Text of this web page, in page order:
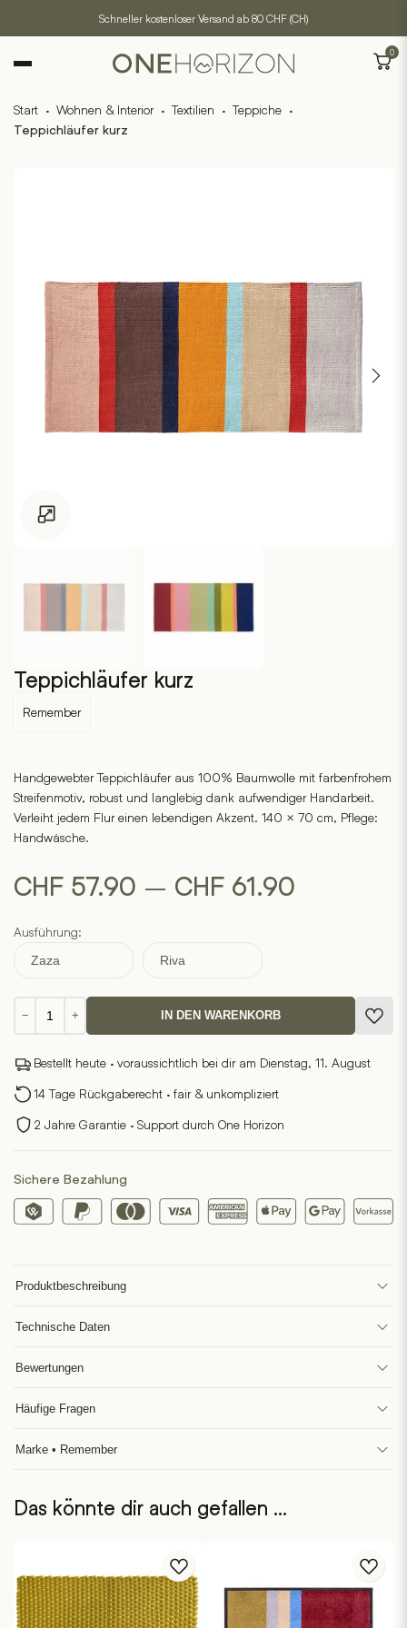
Schneller kostenloser Versand ab 80 CHF (CH)
0
Start · Wohnen & Interior · Textilien · Teppiche ·
Teppichläufer kurz
Teppichläufer kurz
Remember
Handgewebter Teppichläufer aus 100% Baumwolle mit farbenfrohem
Streifenmotiv, robust und langlebig dank aufwendiger Handarbeit.
Verleiht jedem Flur einen lebendigen Akzent. 140 × 70 cm, Pflege:
Handwäsche.
CHF 57.90 – CHF 61.90
CHF
Ausführung:
Zaza Riva
−
Teppichläufer
kurz
+ IN DEN WARENKORB
Bestellt heute · voraussichtlich bei dir am Dienstag, 11. August
14 Tage Rückgaberecht · fair & unkompliziert
2 Jahre Garantie · Support durch One Horizon
Sichere Bezahlung
Produktbeschreibung
Technische Daten
Bewertungen
Häufige Fragen
Marke • Remember
Das könnte dir auch gefallen …